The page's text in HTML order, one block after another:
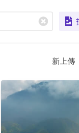
新上傳